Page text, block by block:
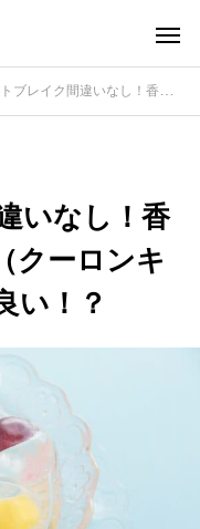
いなし！香港スイーツ「九龍球（クーロンキュウ）」は美容にも良い！？
いなし！香
クーロンキ
い！？